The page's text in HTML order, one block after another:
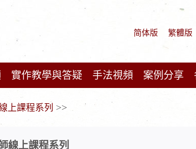
简体版 繁體版
實作教學與答疑 手法視頻 案例分享
上課程系列 >>
線上課程系列